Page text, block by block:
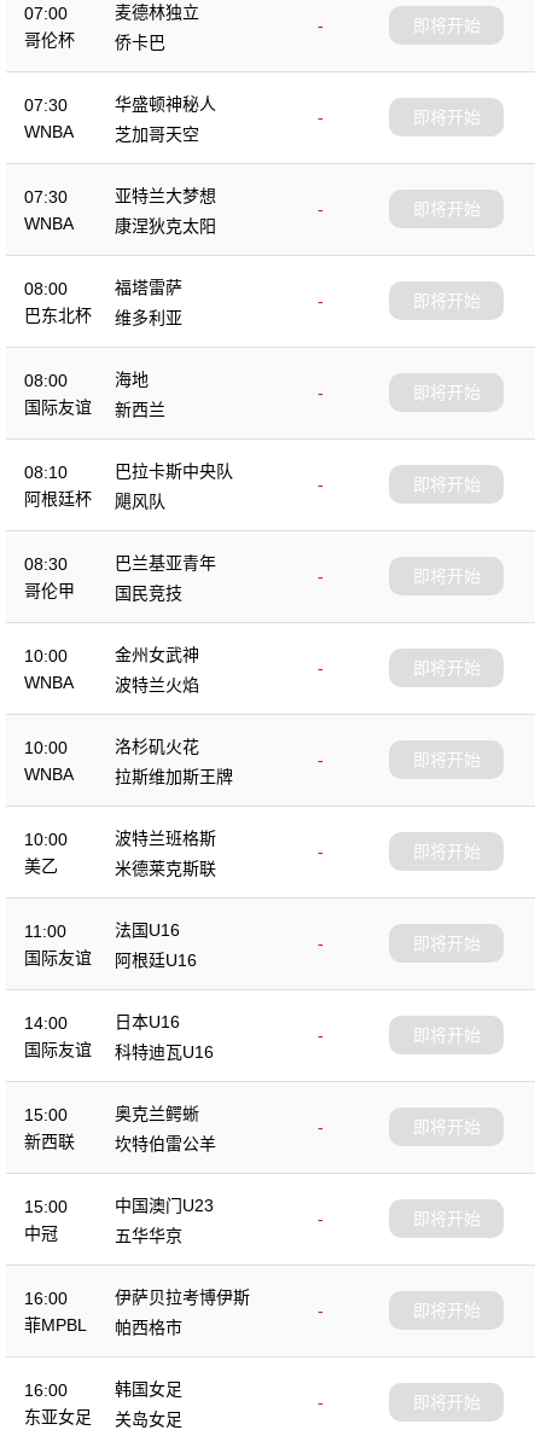
07:00
哥伦杯
麦德林独立
-
侨卡巴
即将开始
07:30
WNBA
华盛顿神秘人
-
芝加哥天空
即将开始
07:30
WNBA
亚特兰大梦想
-
康涅狄克太阳
即将开始
08:00
巴东北杯
福塔雷萨
-
维多利亚
即将开始
08:00
国际友谊
海地
-
新西兰
即将开始
08:10
阿根廷杯
巴拉卡斯中央队
-
飓风队
即将开始
08:30
哥伦甲
巴兰基亚青年
-
国民竞技
即将开始
10:00
WNBA
金州女武神
-
波特兰火焰
即将开始
10:00
WNBA
洛杉矶火花
-
拉斯维加斯王牌
即将开始
10:00
美乙
波特兰班格斯
-
米德莱克斯联
即将开始
11:00
国际友谊
法国U16
-
阿根廷U16
即将开始
14:00
国际友谊
日本U16
-
科特迪瓦U16
即将开始
15:00
新西联
奥克兰鳄蜥
-
坎特伯雷公羊
即将开始
15:00
中冠
中国澳门U23
-
五华华京
即将开始
16:00
菲MPBL
伊萨贝拉考博伊斯
-
帕西格市
即将开始
16:00
东亚女足
韩国女足
-
关岛女足
即将开始